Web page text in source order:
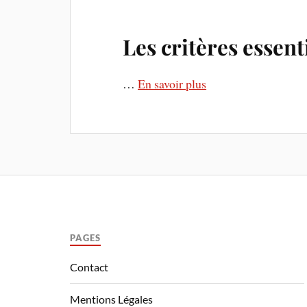
Les critères
…En savoir plus
PAGES
Contact
Mentions Légales